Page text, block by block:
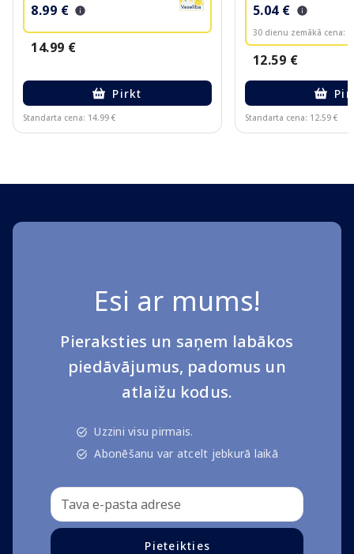
8.99 €
14.99 €
Pirkt
Standarta cena: 14.99 €
5.04 €
30 dienu zemākā cena:
12.59 €
Standarta cena: 12.59 €
Esi ar mums!
Pieraksties un saņem labākos
piedāvājumus, padomus un
atlaižu kodus.
Uzzini visu pirmais.
Abonēšanu var atcelt jebkurā laikā
Pieteikties